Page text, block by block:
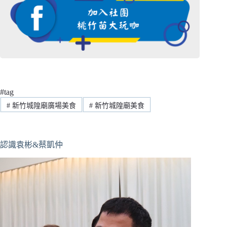
#tag
#新竹城隍廟廣場美食 #新竹城隍廟美食
認識袁彬&蔡凱仲